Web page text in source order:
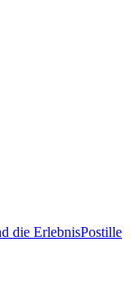
die ErlebnisPostille